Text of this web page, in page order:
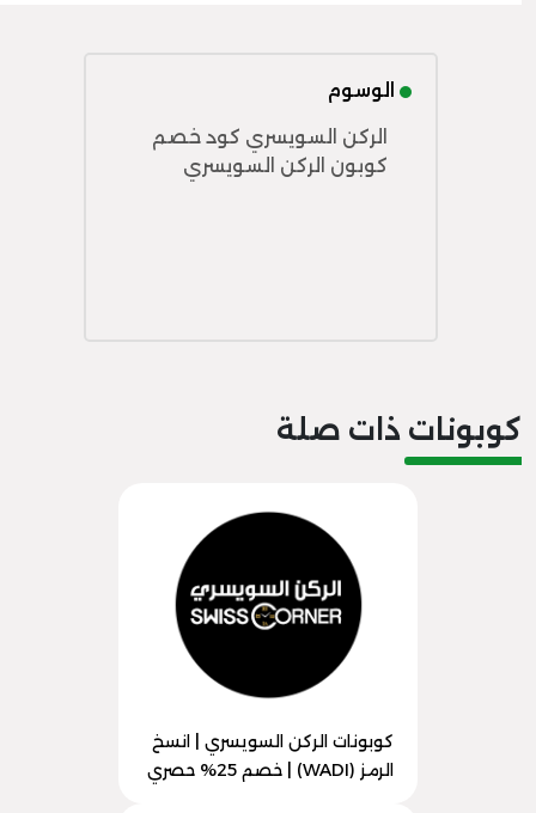
الوسوم
الركن السويسري كود خصم
كوبون الركن السويسري
كوبونات ذات صلة
كوبونات الركن السويسري | انسخ
الرمز (WADI) | خصم 25% حصري